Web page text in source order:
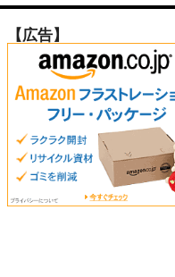
【広告】